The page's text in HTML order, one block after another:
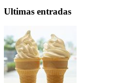
Ultimas entradas